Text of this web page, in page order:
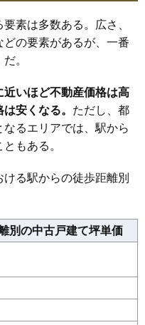
素は多数ある。広さ、
の要素があるが、一番
。
いほど不動産価格は高
安くなる。 ただし、都
るエリアでは、駅から
もある。
る駅からの徒歩距離別
別の中古戸建て坪単価